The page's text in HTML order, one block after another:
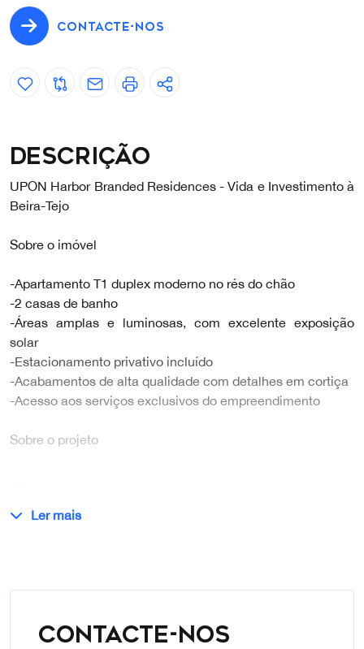
CONTACTE-NOS
Descrição
UPON Harbor Branded Residences - Vida e Investimento à
Beira-Tejo
Sobre o imóvel
-Apartamento T1 duplex moderno no rés do chão
-2 casas de banho
-Áreas amplas e luminosas, com excelente exposição
solar
-Estacionamento privativo incluído
-Acabamentos de alta qualidade com detalhes em cortiça
-Acesso aos serviços exclusivos do empreendimento
Sobre o projeto
Ler mais
CONTACTE-NOS